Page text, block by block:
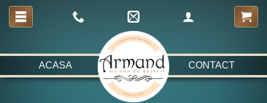
ACASA CONTACT